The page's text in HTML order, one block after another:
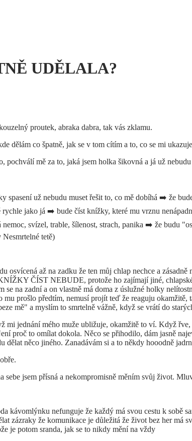
UDĚLALA?
proutek, abraka dabra, tak vás zklamu.
dělám co špatně, jak se v tom cítím a to, co se mi
pochválí mě za to, jaká jsem holka šikovná a já už
už nebudu muset řešit to, co mě dobíhá ➡️ že
jako já ➡️ bude číst knížky, které mu vrznu
nemoc, svízel, trable, šílenost, strach, panika ➡️ že
tetě)
osvícená až na zadku že ten můj chlap nechce a
ČÍST NEBUDE, protože ho zajímají jiné,
na zadní a on vlastně má doma z úslužné holky
mu prošlo předtím, nemusí projít teď že reaguju
mě" a myslím to smrtelně vážně, když se vrátí do
mi jednání mého muže ubližuje, okamžitě to ví. Když
proč to omílat dokola. Něco se přihodilo, dám jasně
dělat něco jiného. Zanadávám si a to někdy hooodně
jsem přísná a nekompromisně měním svůj život.
kávomlýnku nefunguje že každý má svou cestu k sobě
zázraky že komunikace je důležitá že život bez her má
je potom sranda, jak se to nikdy mění na vždy